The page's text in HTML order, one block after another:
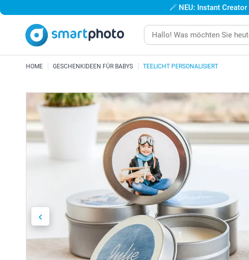
🪄 NEU: Instant Creator
HOME GESCHENKIDEEN FÜR BABYS TEELICHT PERSONALISIERT